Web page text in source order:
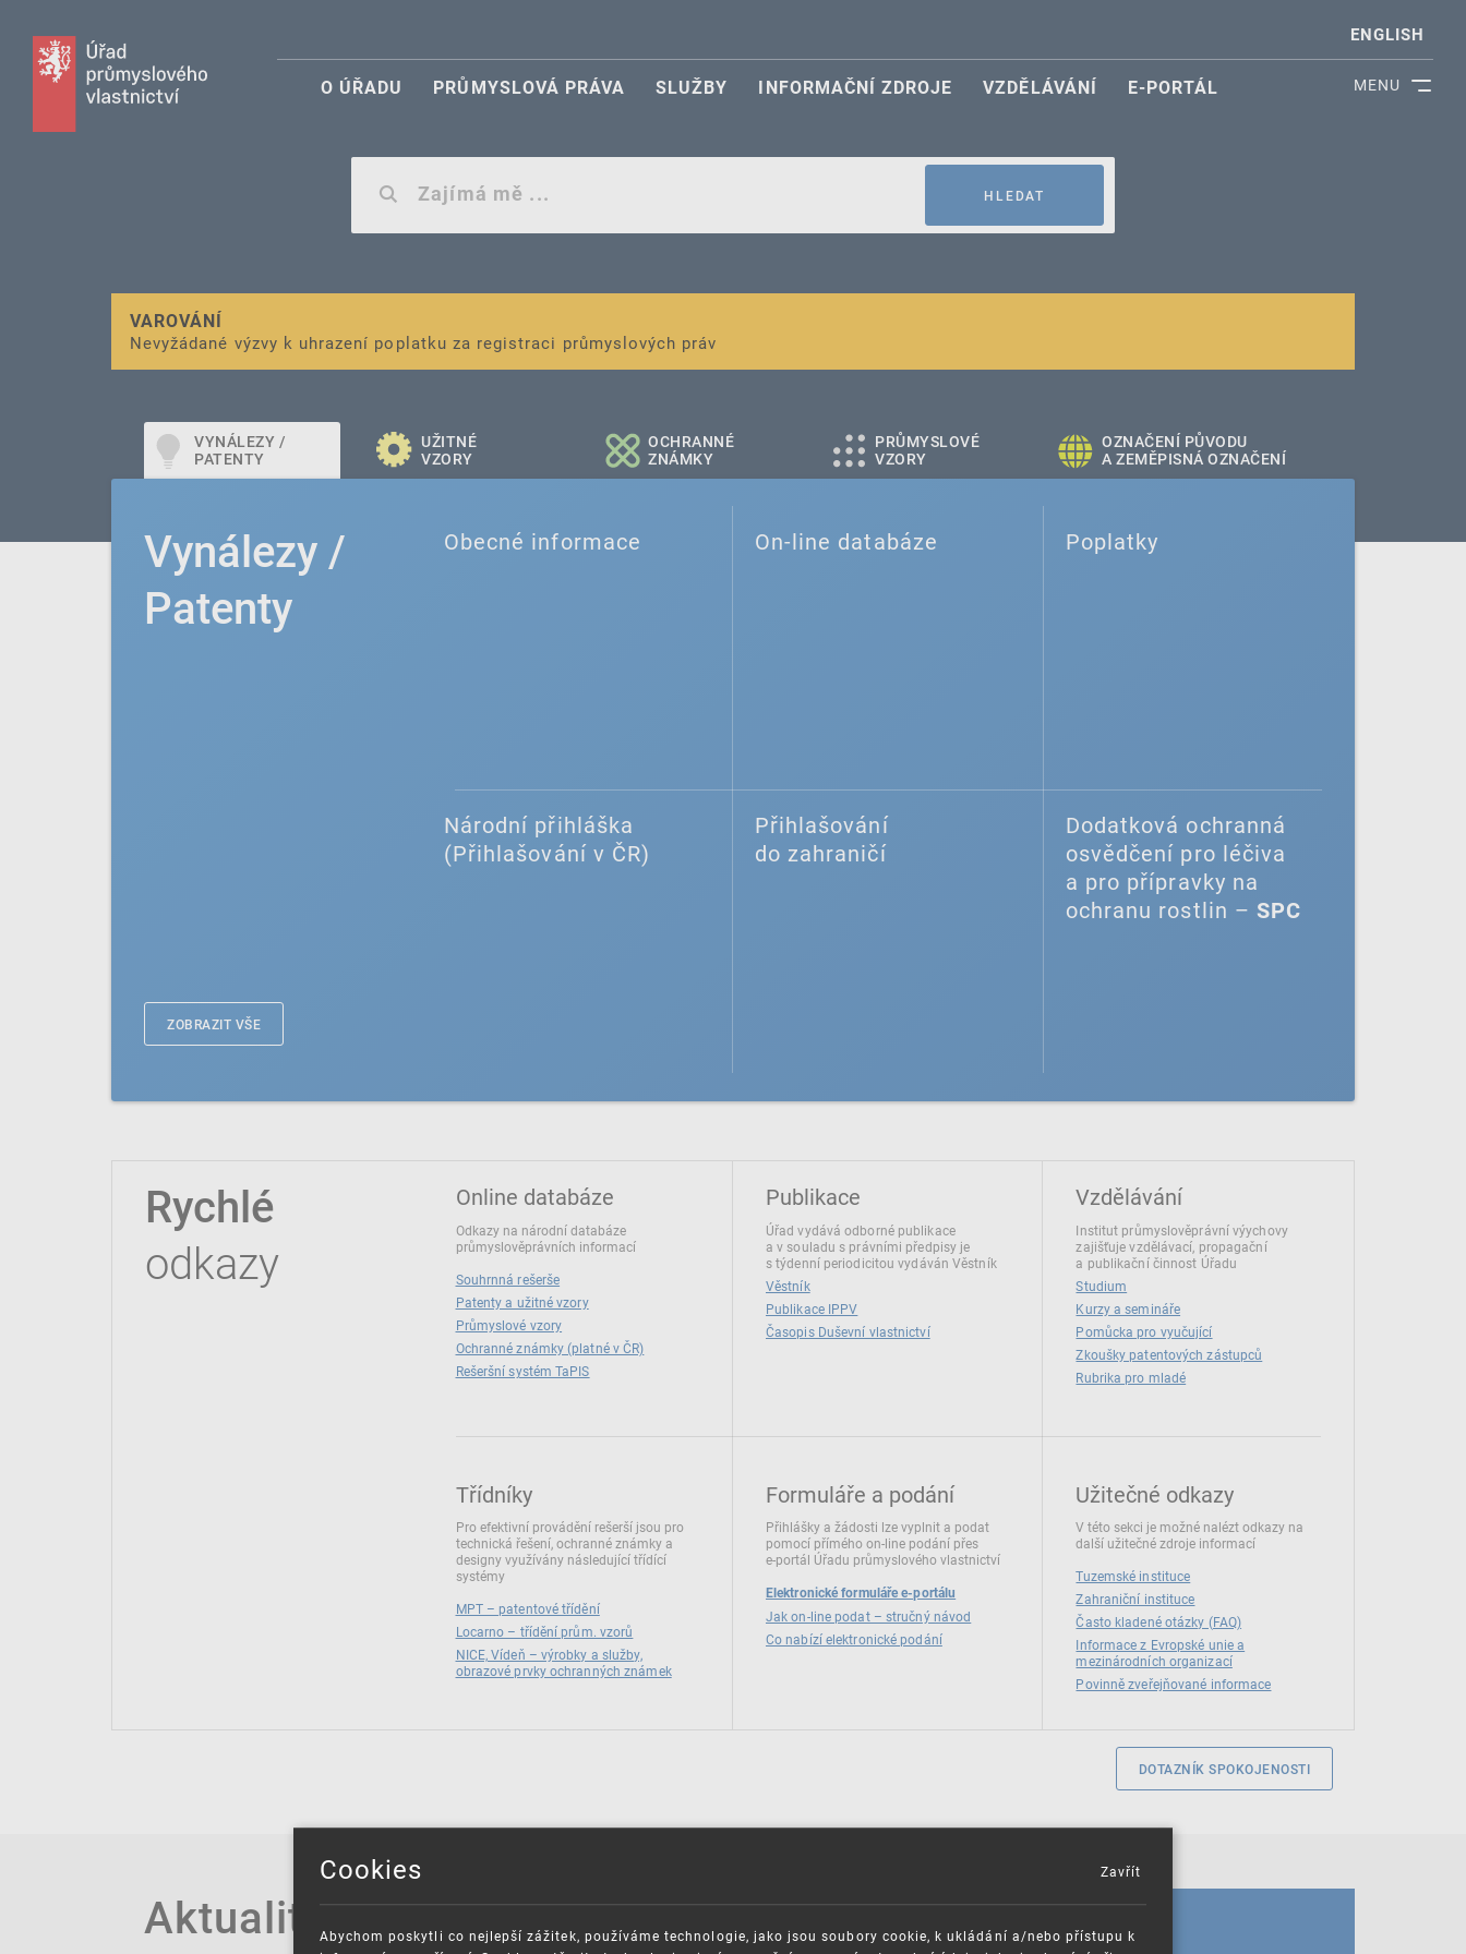
MENU
ENGLISH
O ÚŘADU PRŮMYSLOVÁ PRÁVA SLUŽBY INFORMAČNÍ ZDROJE VZDĚLÁVÁNÍ E-PORTÁL
HLEDAT
VAROVÁNÍ
Nevyžádané výzvy k uhrazení poplatku za registraci průmyslových práv
Finanční podpora
pro správu duševního vlastnictví pro malé a střední podniky
VYNÁLEZY /
PATENTY
UŽITNÉ
VZORY
OCHRANNÉ
ZNÁMKY
PRŮMYSLOVÉ
VZORY
OZNAČENÍ PŮVODU
A ZEMĚPISNÁ OZNAČENÍ
Vynálezy /
Patenty
Obecné informace On-line databáze Poplatky
Národní přihláška
(Přihlašování v ČR)
Přihlašování
do zahraničí
Dodatková ochranná
osvědčení pro léčiva
a pro přípravky na
ochranu rostlin – SPC
ZOBRAZIT VŠE
Rychlé
odkazy
Online databáze
Odkazy na národní databáze
průmyslověprávních informací
Souhrnná rešerše
Patenty a užitné vzory
Průmyslové vzory
Ochranné známky (platné v ČR)
Rešeršní systém TaPIS
Publikace
Úřad vydává odborné publikace
a v souladu s právními předpisy je
s týdenní periodicitou vydáván Věstník
Věstník
Publikace IPPV
Časopis Duševní vlastnictví
Vzdělávání
Institut průmyslověprávní výychovy
zajišťuje vzdělávací, propagační
a publikační činnost Úřadu
Studium
Kurzy a semináře
Pomůcka pro vyučující
Zkoušky patentových zástupců
Rubrika pro mladé
Třídníky
Pro efektivní provádění rešerší jsou pro
technická řešení, ochranné známky a
designy využívány následující třídící
systémy
MPT – patentové třídění
Locarno – třídění prům. vzorů
NICE, Vídeň – výrobky a služby,
obrazové prvky ochranných známek
Formuláře a podání
Přihlášky a žádosti lze vyplnit a podat
pomocí přímého on‑line podání přes
e‑portál Úřadu průmyslového vlastnictví
Elektronické formuláře e-portálu
Jak on-line podat – stručný návod
Co nabízí elektronické podání
Užitečné odkazy
V této sekci je možné nalézt odkazy na
další užitečné zdroje informací
Tuzemské instituce
Zahraniční instituce
Často kladené otázky (FAQ)
Informace z Evropské unie a
mezinárodních organizací
Povinně zveřejňované informace
DOTAZNÍK SPOKOJENOSTI
Aktuality KALENDÁŘ
Cookies
Abychom poskytli co nejlepší zážitek, používáme technologie, jako jsou soubory cookie, k ukládání a/nebo přístupu k
Zavřít